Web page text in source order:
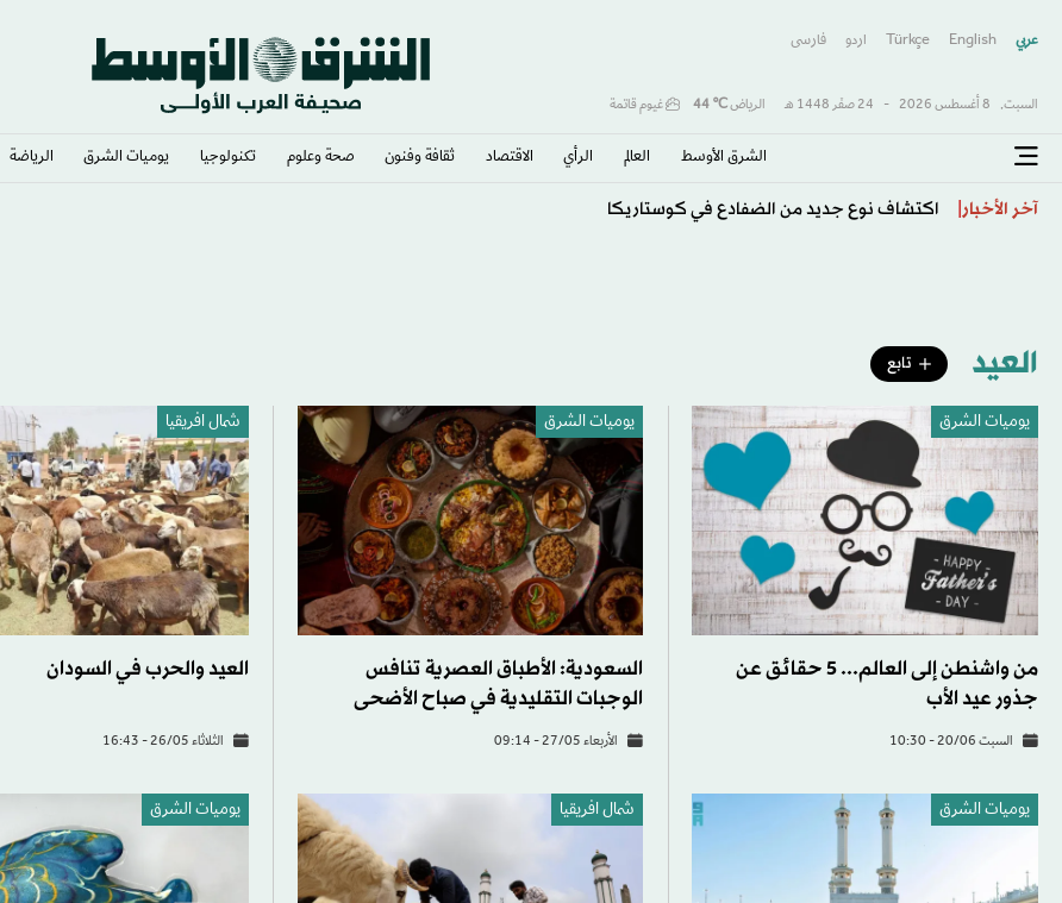
عربي English
Türkçe اردو فارسى
السبت, 8 أغسطس 2026 - 24 صفَر 1448 هـ الرياض℃
44 غيوم قاتمة
الشرق الأوسط​ العالم الرأي الاقتصاد ثقافة وفنون صحة وعلوم تكنولوجيا يوميات الشرق​ الرياضة
آخر الأخبار أتلتيكو مدريد ما زال متمسكاً بخوليان ألفاريز
العيد تابع
يوميات الشرق
من واشنطن إلى العالم... 5 حقائق عن
جذور عيد الأب
السبت 20/06 - 10:30
يوميات الشرق
السعودية: الأطباق العصرية تنافس
الوجبات التقليدية في صباح الأضحى
الأربعاء 27/05 - 09:14
شمال افريقيا
العيد والحرب في السودان
الثلاثاء 26/05 - 16:43
يوميات الشرق شمال افريقيا يوميات الشرق